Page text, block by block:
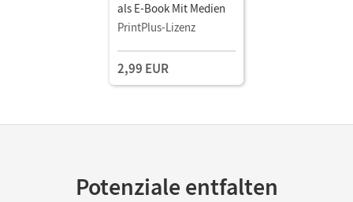
als E-Book Mit Medien
PrintPlus-Lizenz
2,99 EUR
Potenziale entfalten